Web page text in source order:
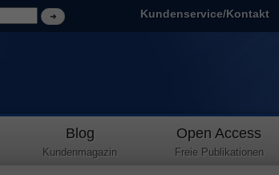
Kundenservice/Kontakt
Blog
Kundenmagazin
Open Access
Freie Publikationen